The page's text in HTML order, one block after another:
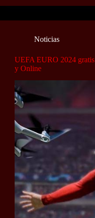
Noticias
UEFA EURO 2024
y Online